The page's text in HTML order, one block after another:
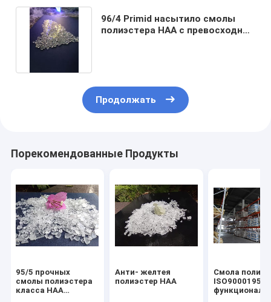
96/4 Primid насытило смолы
полиэстера HAA с превосходной
Продолжать
Порекомендованные Продукты
95/5 прочных
смолы полиэстера
класса HAA
Анти- желтея
полиэстер HAA
Смола
ISO9000195/5